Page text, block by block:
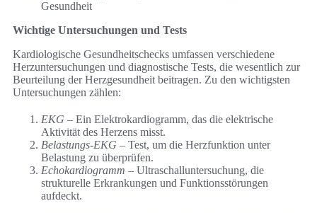
Gesundheit
Wichtige Untersuchungen und Tests
Kardiologische Gesundheitschecks umfassen verschiedene
Herzuntersuchungen und diagnostische Tests, die wesentlich zur
Beurteilung der Herzgesundheit beitragen. Zu den wichtigsten
Untersuchungen zählen:
EKG – Ein Elektrokardiogramm, das die elektrische
Aktivität des Herzens misst.
Belastungs-EKG – Test, um die Herzfunktion unter
Belastung zu überprüfen.
Echokardiogramm – Ultraschalluntersuchung, die
strukturelle Erkrankungen und Funktionsstörungen
aufdeckt.